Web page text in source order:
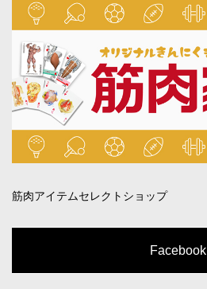
筋肉アイテムセレクトショップ
Facebook